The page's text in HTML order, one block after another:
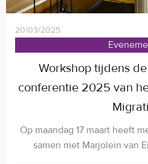
20/03/2025
Workshop tijdens
conferentie 2025 van
Op maandag 17 maart heeft
samen met Marjolein van